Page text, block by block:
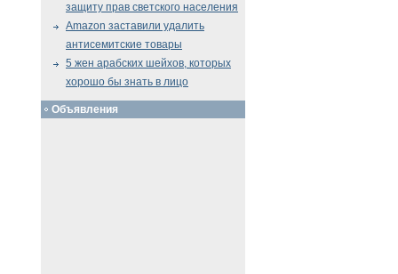
защиту прав светского населения
Amazon заставили удалить
антисемитские товары
5 жен арабских шейхов, которых
хорошо бы знать в лицо
Объявления